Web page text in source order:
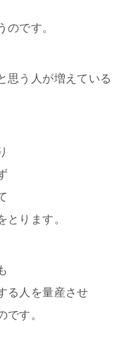
のです。
思う人が増えている
とります。
る人を量産させ
です。